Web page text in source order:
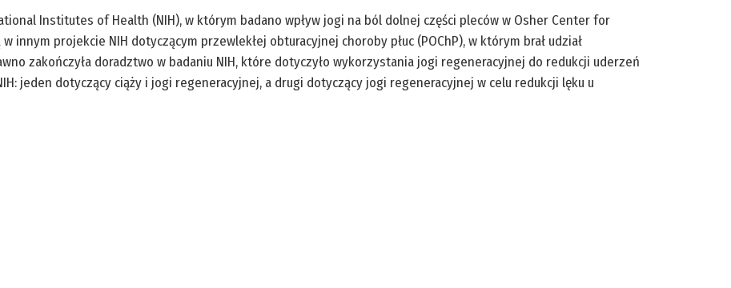
Institutes of Health (NIH), w którym badano wpływ jogi na ból dolnej części pleców w Osher Center for
innym projekcie NIH dotyczącym przewlekłej obturacyjnej choroby płuc (POChP), w którym brał udział
zakończyła doradztwo w badaniu NIH, które dotyczyło wykorzystania jogi regeneracyjnej do redukcji uderzeń
jeden dotyczący ciąży i jogi regeneracyjnej, a drugi dotyczący jogi regeneracyjnej w celu redukcji lęku u